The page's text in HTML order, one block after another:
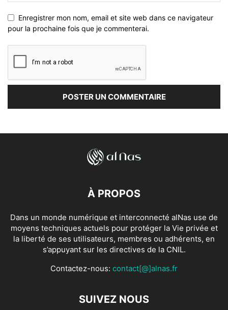
Enregistrer mon nom, email et site web dans ce navigateur
pour la prochaine fois que je commenterai.
À PROPOS
Dans un monde numérique et interconnecté alNas use de
moyens techniques actuels pour protéger la Vie privée et
la liberté de ses utilisateurs, membres ou adhérents, en
s’appuyant sur les directives de la CNIL.
Contactez-nous: contact[@]alnas.fr
SUIVEZ NOUS